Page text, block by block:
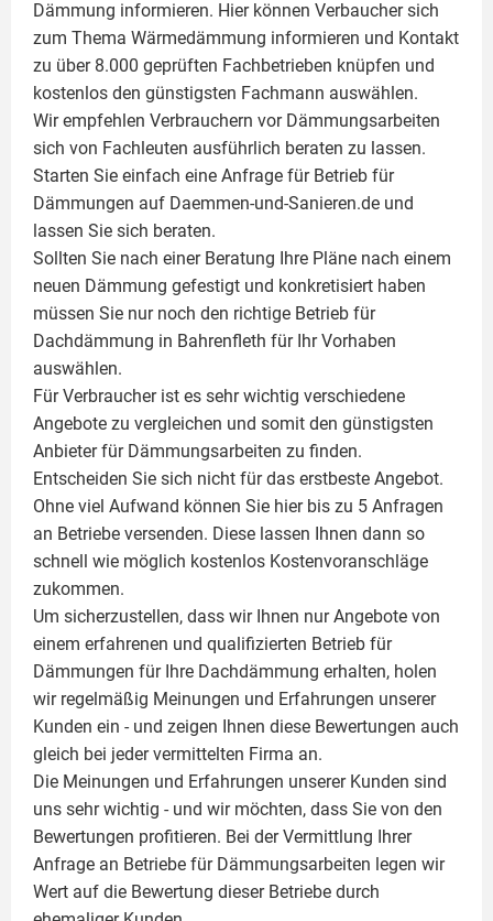
Dämmung informieren. Hier können Verbaucher sich
zum Thema Wärmedämmung informieren und Kontakt
zu über 8.000 geprüften Fachbetrieben knüpfen und
kostenlos den günstigsten Fachmann auswählen.
Wir empfehlen Verbrauchern vor Dämmungsarbeiten
sich von Fachleuten ausführlich beraten zu lassen.
Starten Sie einfach eine Anfrage für Betrieb für
Dämmungen auf Daemmen-und-Sanieren.de und
lassen Sie sich beraten.
Sollten Sie nach einer Beratung Ihre Pläne nach einem
neuen Dämmung gefestigt und konkretisiert haben
müssen Sie nur noch den richtige Betrieb für
Dachdämmung in Bahrenfleth für Ihr Vorhaben
auswählen.
Für Verbraucher ist es sehr wichtig verschiedene
Angebote zu vergleichen und somit den günstigsten
Anbieter für Dämmungsarbeiten zu finden.
Entscheiden Sie sich nicht für das erstbeste Angebot.
Ohne viel Aufwand können Sie hier bis zu 5 Anfragen
an Betriebe versenden. Diese lassen Ihnen dann so
schnell wie möglich kostenlos Kostenvoranschläge
zukommen.
Um sicherzustellen, dass wir Ihnen nur Angebote von
einem erfahrenen und qualifizierten Betrieb für
Dämmungen für Ihre Dachdämmung erhalten, holen
wir regelmäßig Meinungen und Erfahrungen unserer
Kunden ein - und zeigen Ihnen diese Bewertungen auch
gleich bei jeder vermittelten Firma an.
Die Meinungen und Erfahrungen unserer Kunden sind
uns sehr wichtig - und wir möchten, dass Sie von den
Bewertungen profitieren. Bei der Vermittlung Ihrer
Anfrage an Betriebe für Dämmungsarbeiten legen wir
Wert auf die Bewertung dieser Betriebe durch